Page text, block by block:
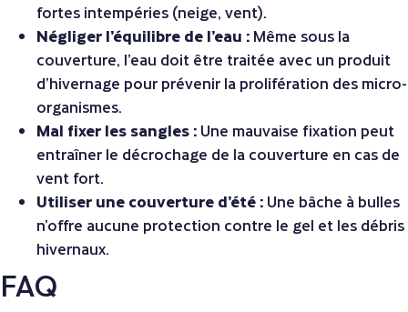
fortes intempéries (neige, vent).
Négliger l’équilibre de l’eau : Même sous la
couverture, l’eau doit être traitée avec un produit
d’hivernage pour prévenir la prolifération des micro-
organismes.
Mal fixer les sangles : Une mauvaise fixation peut
entraîner le décrochage de la couverture en cas de
vent fort.
Utiliser une couverture d’été : Une bâche à bulles
n’offre aucune protection contre le gel et les débris
hivernaux.
FAQ